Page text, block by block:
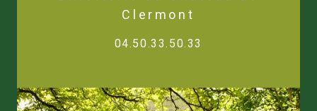
Clermont
04.50.33.50.33